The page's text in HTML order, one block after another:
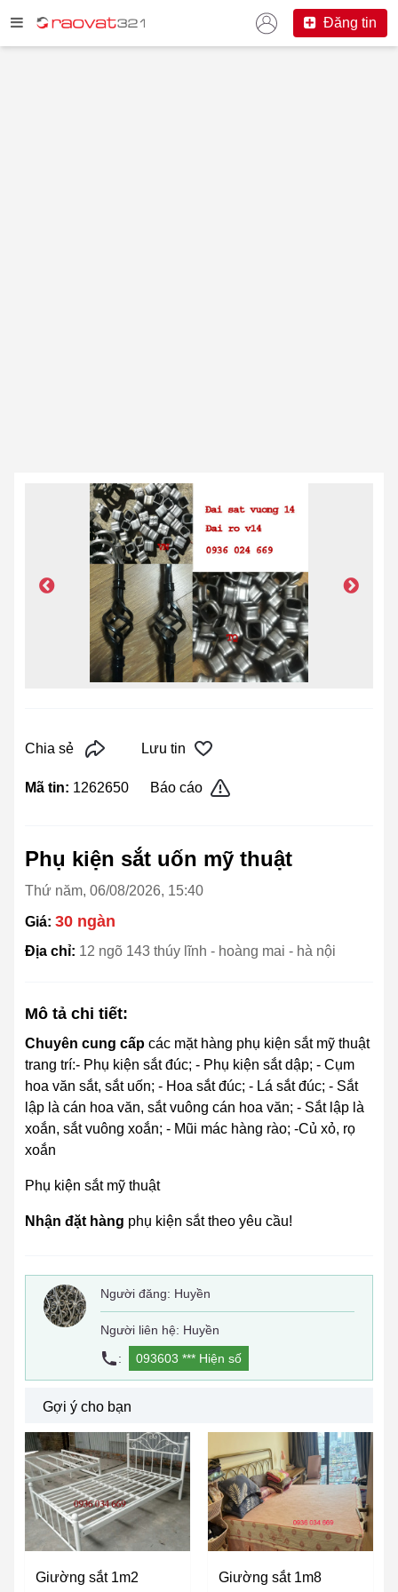
Đăng tin
Chia sẻ Lưu tin
Mã tin: 1262650 Báo cáo
Phụ kiện sắt uốn mỹ thuật
Thứ năm, 06/08/2026, 15:40
Giá: 30 ngàn
Địa chỉ: 12 ngõ 143 thúy lĩnh - hoàng mai - hà nội
Mô tả chi tiết:
Chuyên cung cấp các mặt hàng phụ kiện sắt mỹ thuật
trang trí:- Phụ kiện sắt đúc; - Phụ kiện sắt dập; - Cụm
hoa văn sắt, sắt uốn; - Hoa sắt đúc; - Lá sắt đúc; - Sắt
lập là cán hoa văn, sắt vuông cán hoa văn; - Sắt lập là
xoắn, sắt vuông xoắn; - Mũi mác hàng rào; -Củ xỏ, rọ
xoắn
Phụ kiện sắt mỹ thuật
Nhận đặt hàng phụ kiện sắt theo yêu cầu!
Người đăng: Huyền
Người liên hệ: Huyền
:
093603 *** Hiện số
Gợi ý cho bạn
Giường sắt 1m2
Giường sắt 1m8